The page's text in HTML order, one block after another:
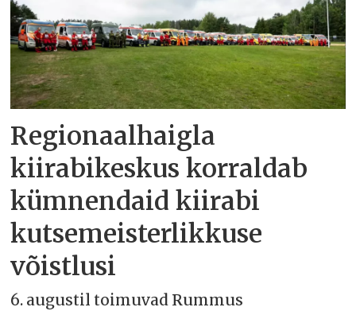
Regionaalhaigla
kiirabikeskus korraldab
kümnendaid kiirabi
kutsemeisterlikkuse
võistlusi
6. augustil toimuvad Rummus